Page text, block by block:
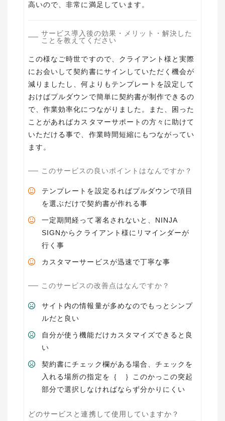
高いので、非常に満足しています。
サービス導入後の効果・メリット・解決した
ことを教えてください
この様なご時世ですので、クライアント様と実際
にお会いして契約書にサインしていただく機会が
減りましたし、何よりもテンプレートを設定して
おけばプルダウンで簡単に契約書が制作できるの
で、作業効率化につながりました。また、困った
ことがあればカスタマーサポートの方々に助けて
いただける事で、作業時間短縮にもつながってい
ます。
このサービスの良いポイントはなんですか？
テンプレートを設定るればプルダウンで項目
を選ぶだけで契約書が作れる事
一定期間経って署名されないと、NINJA
SIGNからクライアント様にリマインダーが
行く事
カスタマーサービスが迅速で丁寧な事
このサービスの改善点はなんですか？
サイト内の情報量が多めなのでもっとシンプ
ルだと良い
自分が使う機能だけカスタマイズできると良
い
契約書にチェック欄がある場合、チェックを
入れる場所の指定を｛ ｝このかっこの突起
部分で選択しなければならず分かりにくい
どのサービスと連携して使用していますか？